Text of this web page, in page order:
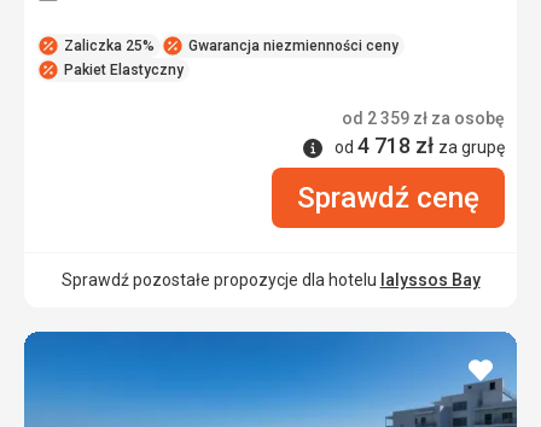
Zaliczka 25%
Gwarancja niezmienności ceny
Pakiet Elastyczny
od 2 359 zł za osobę
Informacje
od 4 718 zł za grupę
Sprawdź cenę
Sprawdź pozostałe propozycje dla hotelu Ialyssos Bay
dodaj
do